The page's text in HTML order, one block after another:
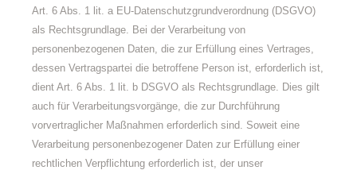
Art. 6 Abs. 1 lit. a EU-Datenschutzgrundverordnung (DSGVO)
als Rechtsgrundlage. Bei der Verarbeitung von
personenbezogenen Daten, die zur Erfüllung eines Vertrages,
dessen Vertragspartei die betroffene Person ist, erforderlich ist,
dient Art. 6 Abs. 1 lit. b DSGVO als Rechtsgrundlage. Dies gilt
auch für Verarbeitungsvorgänge, die zur Durchführung
vorvertraglicher Maßnahmen erforderlich sind. Soweit eine
Verarbeitung personenbezogener Daten zur Erfüllung einer
rechtlichen Verpflichtung erforderlich ist, der unser